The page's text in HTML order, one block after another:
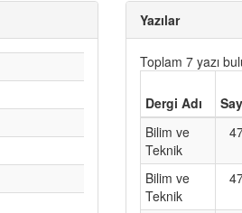
Yazılar
Toplam 7 yazı
Dergi Adı
Bilim ve
Teknik
Bilim ve
Teknik